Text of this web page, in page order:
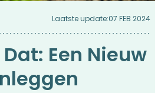
Laatste update:07 FEB 2024
Een Nieuw